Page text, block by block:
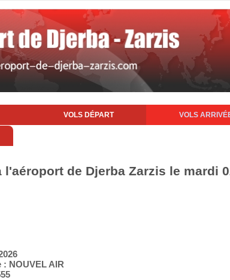
VOLS DÉPART VOLS
l'aéroport de Djerba Zarzis le mardi
NOUVEL AIR